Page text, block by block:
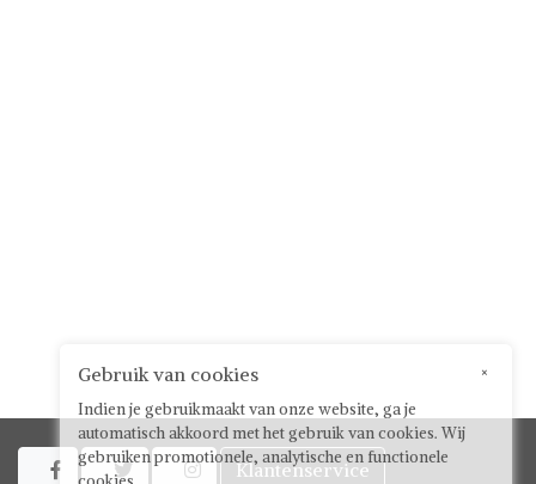
   Klantenservice
×
Gebruik van cookies
Indien je gebruikmaakt van onze website, ga je
automatisch akkoord met het gebruik van cookies. Wij
gebruiken promotionele, analytische en functionele